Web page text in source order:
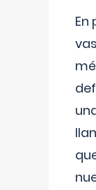
En